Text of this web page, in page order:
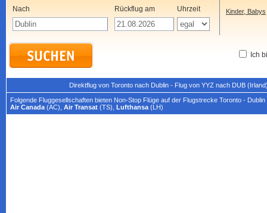
Nach Rückflug am Uhrzeit Kinder, Babys
Ich
Direktflug von Toronto nach Dublin - Flug von YYZ nach DUB
Folgende Fluggesellschaften bieten Non-Stop Flüge auf der Flugstrecke Toronto - Dublin
Air Canada (AC), Air Transat (TS), Lufthansa (LH)